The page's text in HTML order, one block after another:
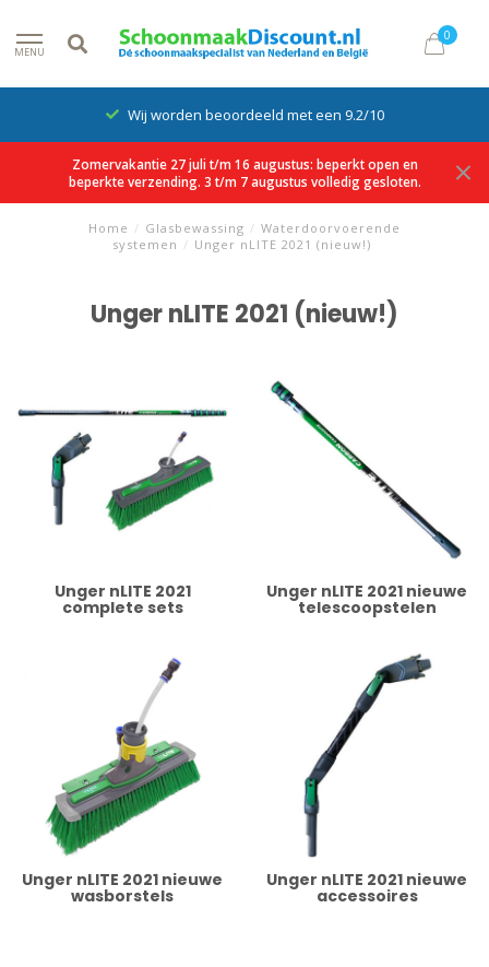
MENU
0
Wij worden beoordeeld met een 9.2/10
Zomervakantie 27 juli t/m 16 augustus: beperkt open en
beperkte verzending. 3 t/m 7 augustus volledig gesloten.
Home / Glasbewassing / Waterdoorvoerende
systemen / Unger nLITE 2021 (nieuw!)
Unger nLITE 2021 (nieuw!)
Unger nLITE 2021
complete sets
Unger nLITE 2021 nieuwe
telescoopstelen
Unger nLITE 2021 nieuwe
wasborstels
Unger nLITE 2021 nieuwe
accessoires